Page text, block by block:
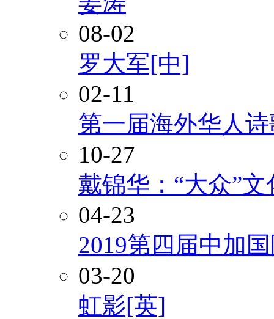
08-02
罗大军[中]
02-11
第一届海外华人
10-27
戴锦华：“大众”
04-23
2019第四届中加
03-20
虹影[英]